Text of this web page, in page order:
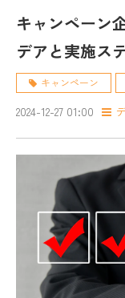
キャンペーン
デアと実施ス
キャンペーン
2024-12-27 01:00